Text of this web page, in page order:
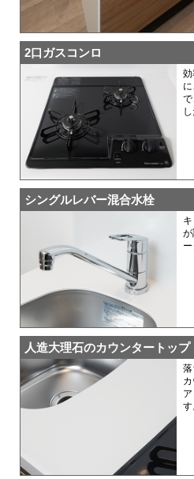
2口ガスコンロ
で
し
シングルレバー混合水栓
人造大理石のカウンタートップ
す